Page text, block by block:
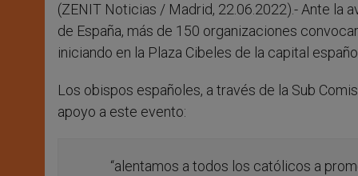
r
(ZENIT Noticias / Madrid, 22.06.2022).- Ante la
de España, más de 150 organizaciones
iniciando en la Plaza Cibeles de la capital
Los obispos españoles, a través de la Sub
apoyo a este evento:
“alentamos a todos los católicos a